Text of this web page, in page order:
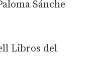
Sánche
Libros del